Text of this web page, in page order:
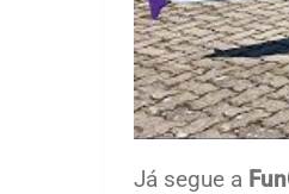
Já segue a